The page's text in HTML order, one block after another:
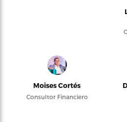
Moises Cortés
Consultor Financiero